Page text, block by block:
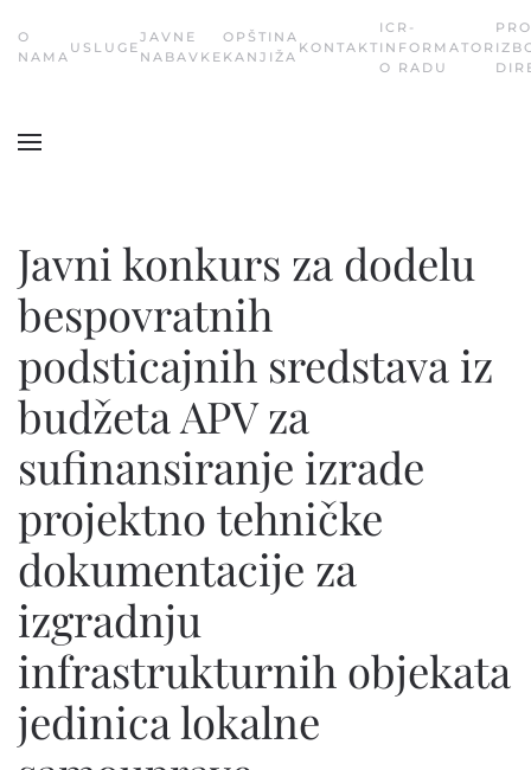
Skip
О
NAMA
USLUGE
JAVNE
NABAVKE
OPŠTINA
KANJIŽA
KONTAKT
ICR-
INFORMATOR
O RADU
Javni konkurs za dodelu
bespovratnih
podsticajnih sredstava iz
budžeta APV za
sufinansiranje izrade
projektno tehničke
dokumentacije za
izgradnju
infrastrukturnih objekata
jedinica lokalne